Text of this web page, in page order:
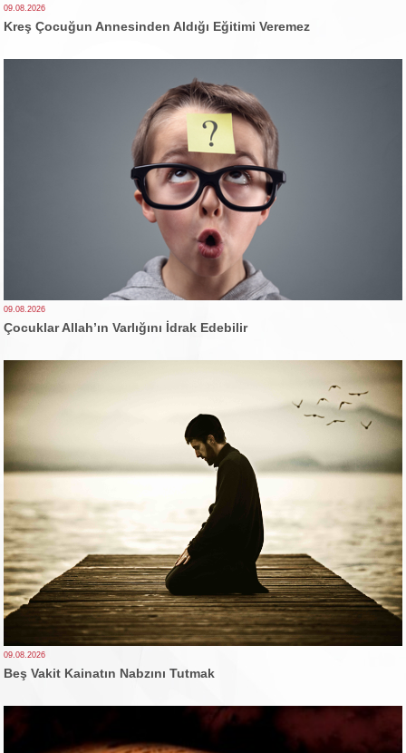
09.08.2026
Kreş Çocuğun Annesinden Aldığı Eğitimi Veremez
09.08.2026
Çocuklar Allah’ın Varlığını İdrak Edebilir
09.08.2026
Beş Vakit Kainatın Nabzını Tutmak